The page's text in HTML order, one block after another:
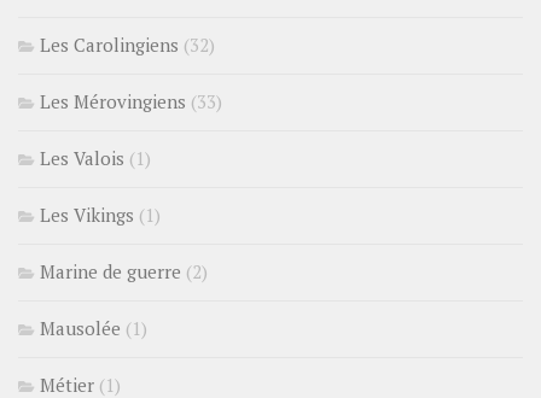
Les Carolingiens (32)
Les Mérovingiens (33)
Les Valois (1)
Les Vikings (1)
Marine de guerre (2)
Mausolée (1)
Métier (1)